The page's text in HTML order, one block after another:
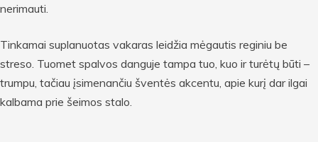
nerimauti.
Tinkamai suplanuotas vakaras leidžia mėgautis reginiu be
streso. Tuomet spalvos danguje tampa tuo, kuo ir turėtų būti –
trumpu, tačiau įsimenančiu šventės akcentu, apie kurį dar ilgai
kalbama prie šeimos stalo.